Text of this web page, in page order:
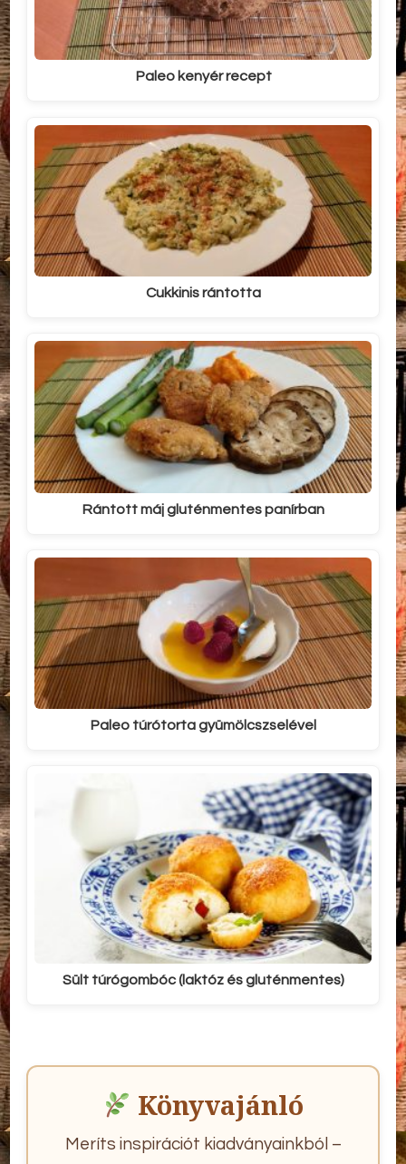
Paleo kenyér recept
Cukkinis rántotta
Rántott máj gluténmentes panírban
Paleo túrótorta gyümölcszselével
Sült túrógombóc (laktóz és gluténmentes)
Könyvajánló
Meríts inspirációt kiadványainkból –